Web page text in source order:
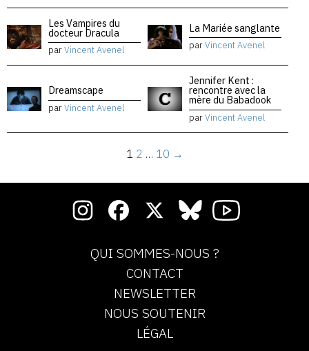
Les Vampires du
docteur Dracula
parVincent Avenel
La Mariée sanglante
parVincent Avenel
Dreamscape
parVincent Avenel
Jennifer Kent :
rencontre avec la
mère du Babadook
parVincent Avenel
1 2 … 10 →
QUI SOMMES-NOUS ?
CONTACT
NEWSLETTER
NOUS SOUTENIR
LÉGAL